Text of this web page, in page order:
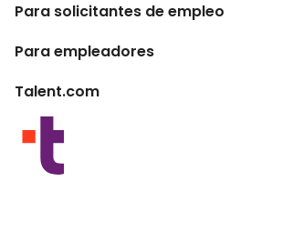
Para solicitantes de empleo
Buscador de trabajo
Conversor de salario
Para empleadores
Empresa
Programas para publishers
Talent.com
Otros países
Condiciones de uso